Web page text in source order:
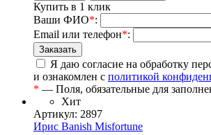
Купить в 1 клик
Ваши ФИО*:
Email или телефон*:
Я даю согласие на обработку
и ознакомлен с политикой
* — Поля, обязательные для
Хит
Артикул: 2897
Ирис Banish Misfortune